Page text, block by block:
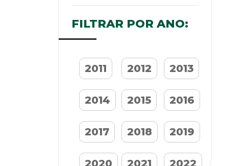
FILTRAR POR ANO:
2011 2012 2013
2014 2015 2016
2017 2018 2019
2020 2021 2022